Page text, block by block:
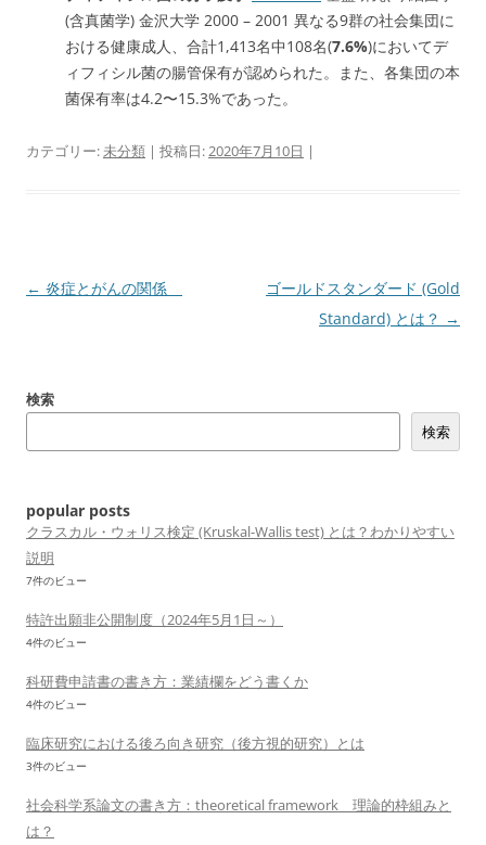
(含真菌学) 金沢大学 2000 – 2001 異なる9群の社会集団に
おける健康成人、合計1,413名中108名(7.6%)においてデ
ィフィシル菌の腸管保有が認められた。また、各集団の本
菌保有率は4.2〜15.3%であった。
カテゴリー:未分類 | 投稿日:2020年7月10日 |
投
ゲ
ン
← 炎症とがんの関係
ゴールドスタンダード (Gold
Standard) とは？ →
検索
検索
popular posts
クラスカル・ウォリス検定 (Kruskal-Wallis test) とは？わかりやすい
説明
7件のビュー
特許出願非公開制度（2024年5月1日～）
4件のビュー
科研費申請書の書き方：業績欄をどう書くか
4件のビュー
臨床研究における後ろ向き研究（後方視的研究）とは
3件のビュー
社会科学系論文の書き方：theoretical framework 理論的枠組みと
は？